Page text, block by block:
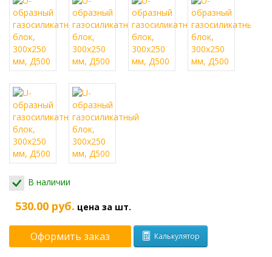
В наличии
530.00 руб. цена за шт.
Оформить заказ Калькулятор